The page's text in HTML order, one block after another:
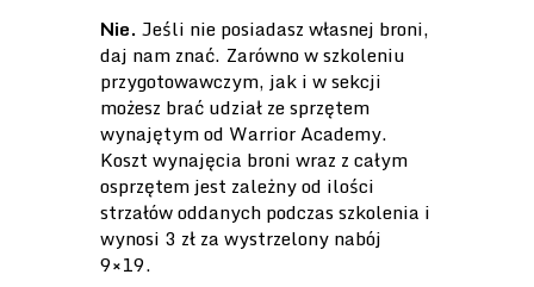
Nie. Jeśli nie posiadasz własnej broni,
daj nam znać. Zarówno w szkoleniu
przygotowawczym, jak i w sekcji
możesz brać udział ze sprzętem
wynajętym od Warrior Academy.
Koszt wynajęcia broni wraz z całym
osprzętem jest zależny od ilości
strzałów oddanych podczas szkolenia i
wynosi 3 zł za wystrzelony nabój
9×19.